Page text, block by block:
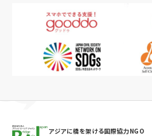
アジアに橋を架ける国際協力NGO